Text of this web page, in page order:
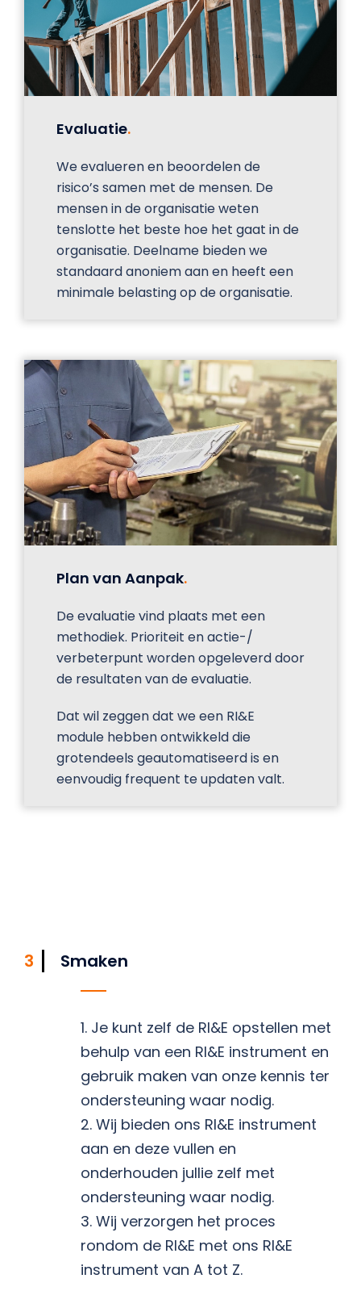
Evaluatie.
We evalueren en beoordelen de
risico’s samen met de mensen. De
mensen in de organisatie weten
tenslotte het beste hoe het gaat in de
organisatie. Deelname bieden we
standaard anoniem aan en heeft een
minimale belasting op de organisatie.
Plan van Aanpak.
De evaluatie vind plaats met een
methodiek. Prioriteit en actie-/
verbeterpunt worden opgeleverd door
de resultaten van de evaluatie.
Dat wil zeggen dat we een RI&E
module hebben ontwikkeld die
grotendeels geautomatiseerd is en
eenvoudig frequent te updaten valt.
3 Smaken
1. Je kunt zelf de RI&E opstellen met
behulp van een RI&E instrument en
gebruik maken van onze kennis ter
ondersteuning waar nodig.
2. Wij bieden ons RI&E instrument
aan en deze vullen en
onderhouden jullie zelf met
ondersteuning waar nodig.
3. Wij verzorgen het proces
rondom de RI&E met ons RI&E
instrument van A tot Z.